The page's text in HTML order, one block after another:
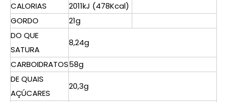
CALORIAS
2011kJ (478Kcal)
GORDO
21g
DO QUE
SATURA
8,24g
CARBOIDRATOS58g
DE QUAIS
AÇÚCARES
20,3g